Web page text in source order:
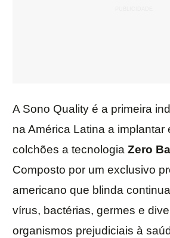
A Sono Quality é a primeira
na América Latina a implantar
colchões a tecnologia Zero
Composto por um exclusivo
americano que blinda
vírus, bactérias, germes e
organismos prejudiciais à